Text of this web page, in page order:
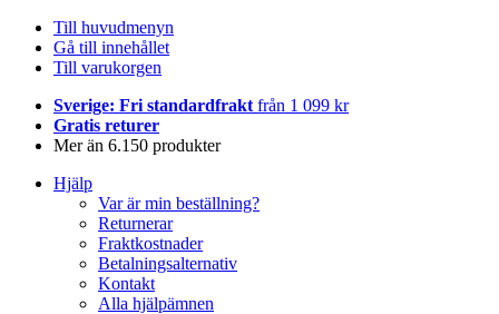
Till huvudmenyn
Gå till innehållet
Till varukorgen
Sverige: Fri standardfrakt från 1 099 kr
Gratis returer
Mer än 6.150 produkter
Hjälp
Var är min beställning?
Returnerar
Fraktkostnader
Betalningsalternativ
Kontakt
Alla hjälpämnen